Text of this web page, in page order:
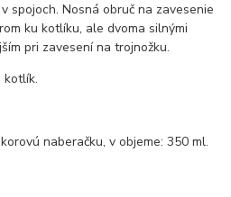
spojoch. Nosná obruč na zavesenie
ku kotlíku, ale dvoma silnými
pri zavesení na trojnožku.
kotlík.
naberačku, v objeme: 350 ml.